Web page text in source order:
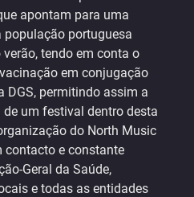
apontam para uma
população portuguesa
tendo em conta o
em conjugação
DGS, permitindo assim a
um festival dentro desta
do North Music
contacto e constante
Geral da Saúde,
e todas as entidades